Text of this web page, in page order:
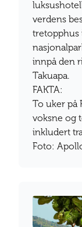
verdens
tretopphus
innpå den
Takuapa.
FAKTA:
To uker på
voksne og
inkludert
Foto: